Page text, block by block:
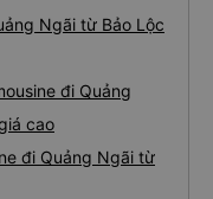
Ngãi từ Bảo Lộc
đi Quảng
cao
đi Quảng Ngãi từ